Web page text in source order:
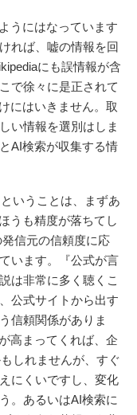
うにはなっています
れば、嘘の情報を回
にも誤情報が含
で徐々に是正されて
にはいきません。取
い情報を選別はしま
AI検索が収集する情
いうことは、まずあ
うも精度が落ちてし
信元の信頼度に応
います。『公式が言
は非常に多く聴くこ
公式サイトから出す
信頼関係がありま
高まってくれば、企
しれませんが、すぐ
にくいですし、変化
。あるいはAI検索に